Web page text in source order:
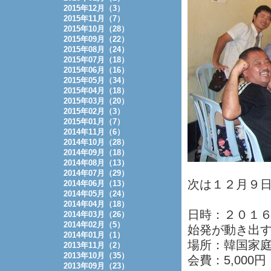
次は１２月９
日時：２０１
始発が動き出
場所：韓国家
会費：5,000円
2015年12月（3）
2015年11月（7）
2015年10月（28）
2015年09月（22）
2015年08月（24）
2015年07月（18）
2015年06月（16）
2015年05月（34）
2015年04月（18）
2015年03月（20）
2015年02月（3）
2015年01月（7）
2014年11月（6）
2014年10月（28）
2014年09月（18）
2014年08月（13）
2014年07月（29）
2014年06月（13）
2014年05月（24）
2014年04月（18）
2014年03月（26）
2014年02月（5）
2014年01月（1）
2013年11月（2）
2013年10月（35）
2013年09月（23）